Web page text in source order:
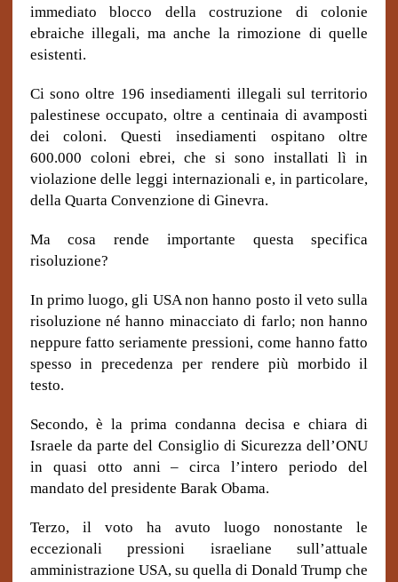
immediato blocco della costruzione di colonie
ebraiche illegali, ma anche la rimozione di quelle
esistenti.
Ci sono oltre 196 insediamenti illegali sul territorio
palestinese occupato, oltre a centinaia di avamposti
dei coloni. Questi insediamenti ospitano oltre
600.000 coloni ebrei, che si sono installati lì in
violazione delle leggi internazionali e, in particolare,
della Quarta Convenzione di Ginevra.
Ma cosa rende importante questa specifica
risoluzione?
In primo luogo, gli USA non hanno posto il veto sulla
risoluzione né hanno minacciato di farlo; non hanno
neppure fatto seriamente pressioni, come hanno fatto
spesso in precedenza per rendere più morbido il
testo.
Secondo, è la prima condanna decisa e chiara di
Israele da parte del Consiglio di Sicurezza dell’ONU
in quasi otto anni – circa l’intero periodo del
mandato del presidente Barak Obama.
Terzo, il voto ha avuto luogo nonostante le
eccezionali pressioni israeliane sull’attuale
amministrazione USA, su quella di Donald Trump che